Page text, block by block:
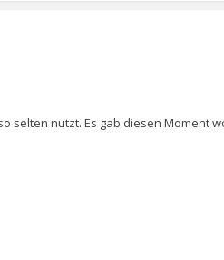
selten nutzt. Es gab diesen Moment